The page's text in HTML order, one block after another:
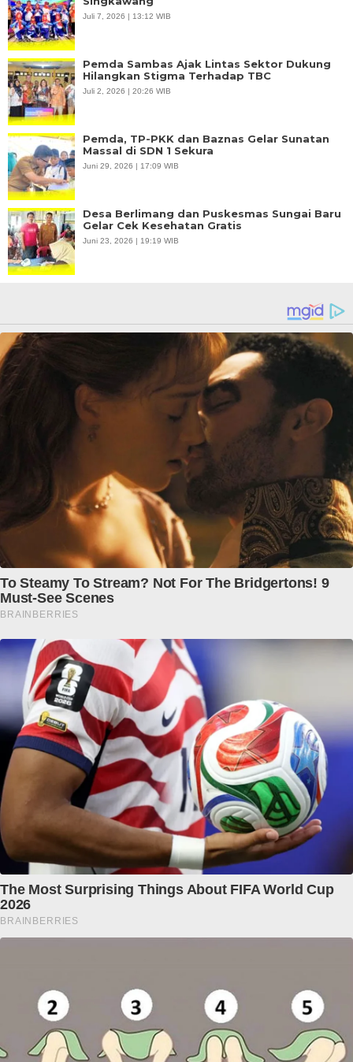
Juli 7, 2026 | 13:12 WIB
Pemda Sambas Ajak Lintas Sektor Dukung
Hilangkan Stigma Terhadap TBC
Juli 2, 2026 | 20:26 WIB
Pemda, TP-PKK dan Baznas Gelar Sunatan
Massal di SDN 1 Sekura
Juni 29, 2026 | 17:09 WIB
Desa Berlimang dan Puskesmas Sungai Baru
Gelar Cek Kesehatan Gratis
Juni 23, 2026 | 19:19 WIB